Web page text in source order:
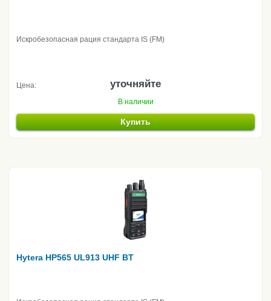
Искробезопасная рация стандарта IS (FM)
Цена: уточняйте
В наличии
Купить
Hytera HP565 UL913 UHF BT